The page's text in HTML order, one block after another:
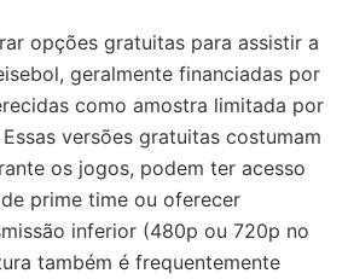
opções gratuitas para assistir a
geralmente financiadas por
como amostra limitada por
versões gratuitas costumam
os jogos, podem ter acesso
prime time ou oferecer
inferior (480p ou 720p no
também é frequentemente